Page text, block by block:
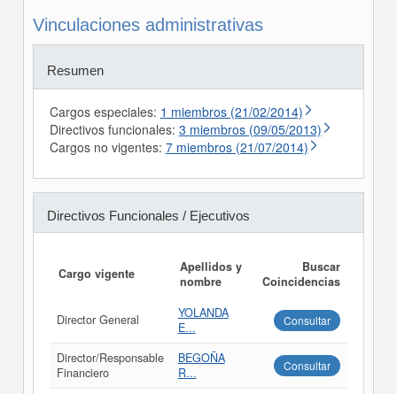
Vinculaciones administrativas
Resumen
Cargos especiales: 1 miembros (21/02/2014)
Directivos funcionales: 3 miembros (09/05/2013)
Cargos no vigentes: 7 miembros (21/07/2014)
Directivos Funcionales / Ejecutivos
Cargo vigente
Apellidos y
nombre
Buscar
Coincidencias
Director General
YOLANDA
E...
Consultar
Director/Responsable
Financiero
BEGOÑA
R...
Consultar